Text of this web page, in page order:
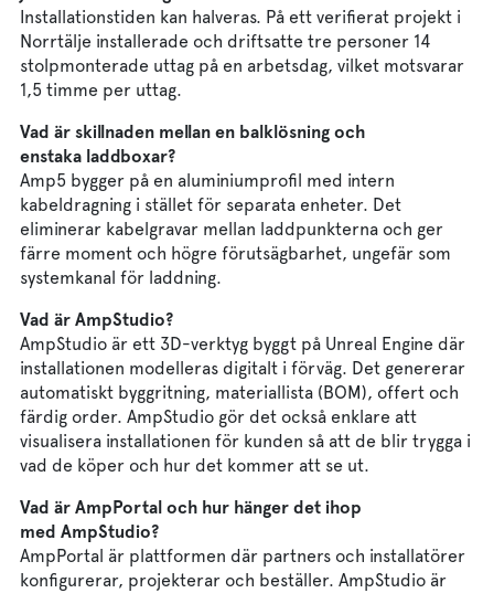
Installationstiden kan halveras. På ett verifierat projekt i
Norrtälje installerade och driftsatte tre personer 14
stolpmonterade uttag på en arbetsdag, vilket motsvarar
1,5 timme per uttag.
Vad är skillnaden mellan en balklösning och
enstaka laddboxar?
Amp5 bygger på en aluminiumprofil med intern
kabeldragning i stället för separata enheter. Det
eliminerar kabelgravar mellan laddpunkterna och ger
färre moment och högre förutsägbarhet, ungefär som
systemkanal för laddning.
Vad är AmpStudio?
AmpStudio är ett 3D-verktyg byggt på Unreal Engine där
installationen modelleras digitalt i förväg. Det genererar
automatiskt byggritning, materiallista (BOM), offert och
färdig order. AmpStudio gör det också enklare att
visualisera installationen för kunden så att de blir trygga i
vad de köper och hur det kommer att se ut.
Vad är AmpPortal och hur hänger det ihop
med AmpStudio?
AmpPortal är plattformen där partners och installatörer
konfigurerar, projekterar och beställer. AmpStudio är